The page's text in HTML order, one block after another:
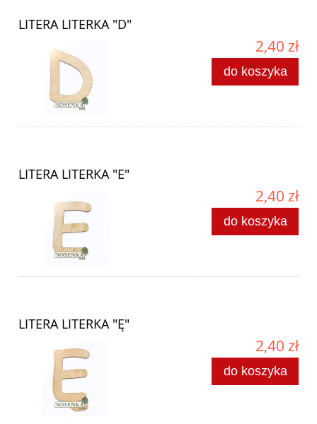
LITERA LITERKA "D"
2,40 zł
do koszyka
LITERA LITERKA "E"
2,40 zł
do koszyka
LITERA LITERKA "Ę"
2,40 zł
do koszyka